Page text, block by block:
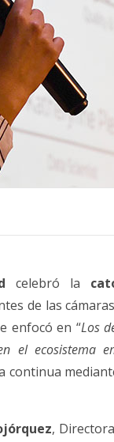
celebró la
de las
enfocó en “Los
el ecosistema
,